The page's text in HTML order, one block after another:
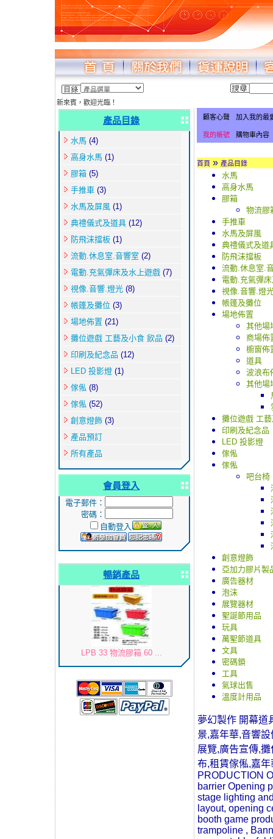
新來賓，歡迎光臨！
產品目錄
水馬 (4)
高身水馬 (1)
膠箱 (5)
手推車 (3)
水馬及屏風 (1)
典禮儀式及道具 (12)
防飛沫擋板 (1)
流動.休息室.音響室 (2)
電動.充氣彈床及水上遊戲 (7)
視像.音響.燈光 (8)
帳篷及攤位 (3)
場地佈置 (21)
攤位遊戲 工藝及小食 飲品 (2)
印刷及紀念品 (12)
LED 投影燈 (1)
傢俬 (8)
傢俬 (52)
創意燈飾 (3)
產品預訂
所有產品
會員登入
電子郵件：
密碼：
自動登入
暢銷產品
LPB 33 物流膠箱 60 ...
顧客心聲 加入我的最
我的帳號 購物車內容
首頁 » 產品目錄
水馬
高身水馬
膠箱
物流膠
手推車
水馬及屏風
典禮儀式及道
防飛沫擋板
流動.休息室.
電動.充氣彈
視像.音響.燈
帳篷及攤位
場地佈置
其他場
商場佈
櫥窗佈
道具
波浪布
其他場
攤位遊戲 工
印刷及紀念品
LED 投影燈
傢俬
傢俬
吧台椅
創意燈飾
亞加力膠片製
廣告器材
泡沫
展覽器材
聖誕節用品
玩具
萬聖節道具
文具
密碼鎖
工具
氣球出售
溫度計用品
夢幻製作 開幕道
景,嘉年華,音響
展覽,廣告宣傳,
布,租賃傢俬,嘉
PRODUCTION
barrier Opening
stage lighting
layout, opening
booth game
trampoline ,